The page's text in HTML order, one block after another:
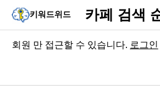
키워드위드 카페 검색
회원 만 접근할 수 있습니다. 로그인